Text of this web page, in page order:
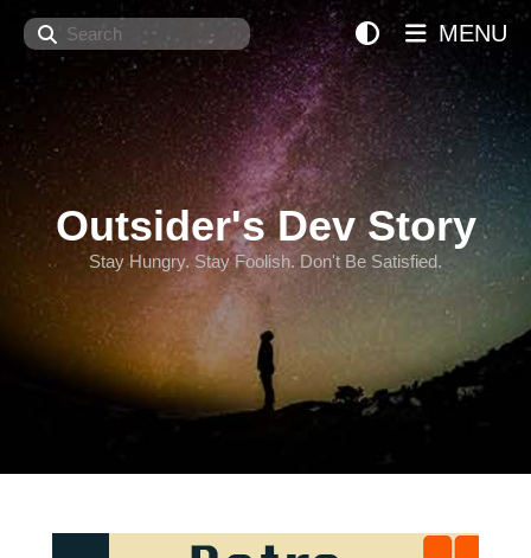
Search
Outsider's Dev Story
Stay Hungry. Stay Foolish. Don't Be Satisfied.
MENU